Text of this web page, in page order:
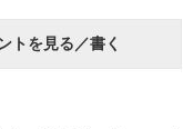
トを見る／書く